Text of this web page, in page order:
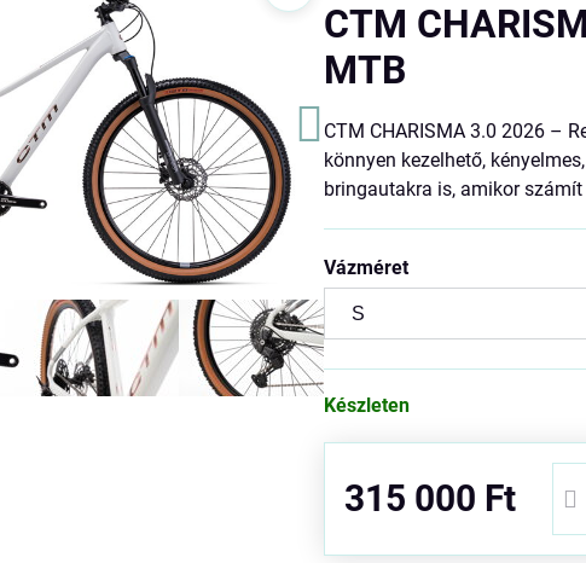
CTM
MTB
CTM CHARISMA 3.0 2026 –
könnyen kezelhető,
bringautakra is, amikor
Vázméret
Készleten
315 000 Ft